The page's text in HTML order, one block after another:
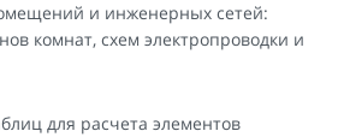
и инженерных сетей:
комнат, схем электропроводки и
для расчета элементов